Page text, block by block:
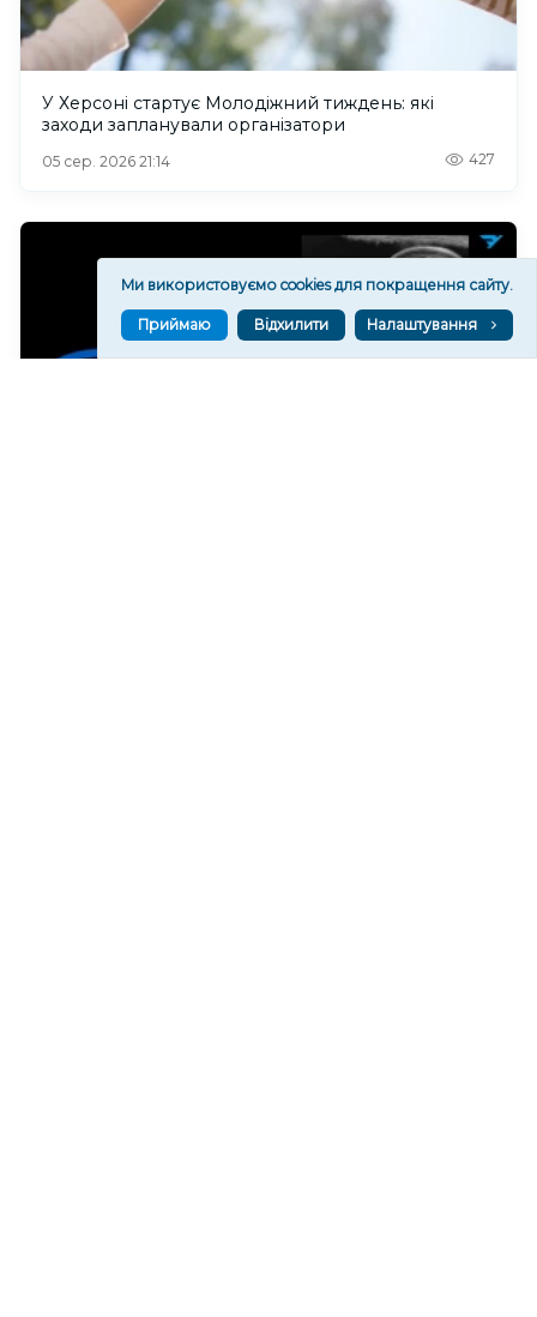
У Херсоні стартує Молодіжний тиждень: які
заходи запланували організатори
05 сер. 2026 21:14 427
Ми використовуємо cookies для покращення сайту.
Приймаю Відхилити Налаштування